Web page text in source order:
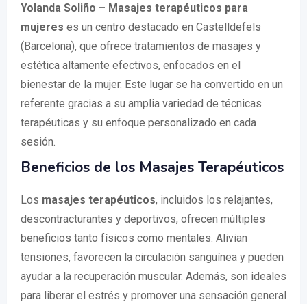
Yolanda Soliño – Masajes terapéuticos para
mujeres es un centro destacado en Castelldefels
(Barcelona), que ofrece tratamientos de masajes y
estética altamente efectivos, enfocados en el
bienestar de la mujer. Este lugar se ha convertido en un
referente gracias a su amplia variedad de técnicas
terapéuticas y su enfoque personalizado en cada
sesión.
Beneficios de los Masajes Terapéuticos
Los masajes terapéuticos, incluidos los relajantes,
descontracturantes y deportivos, ofrecen múltiples
beneficios tanto físicos como mentales. Alivian
tensiones, favorecen la circulación sanguínea y pueden
ayudar a la recuperación muscular. Además, son ideales
para liberar el estrés y promover una sensación general